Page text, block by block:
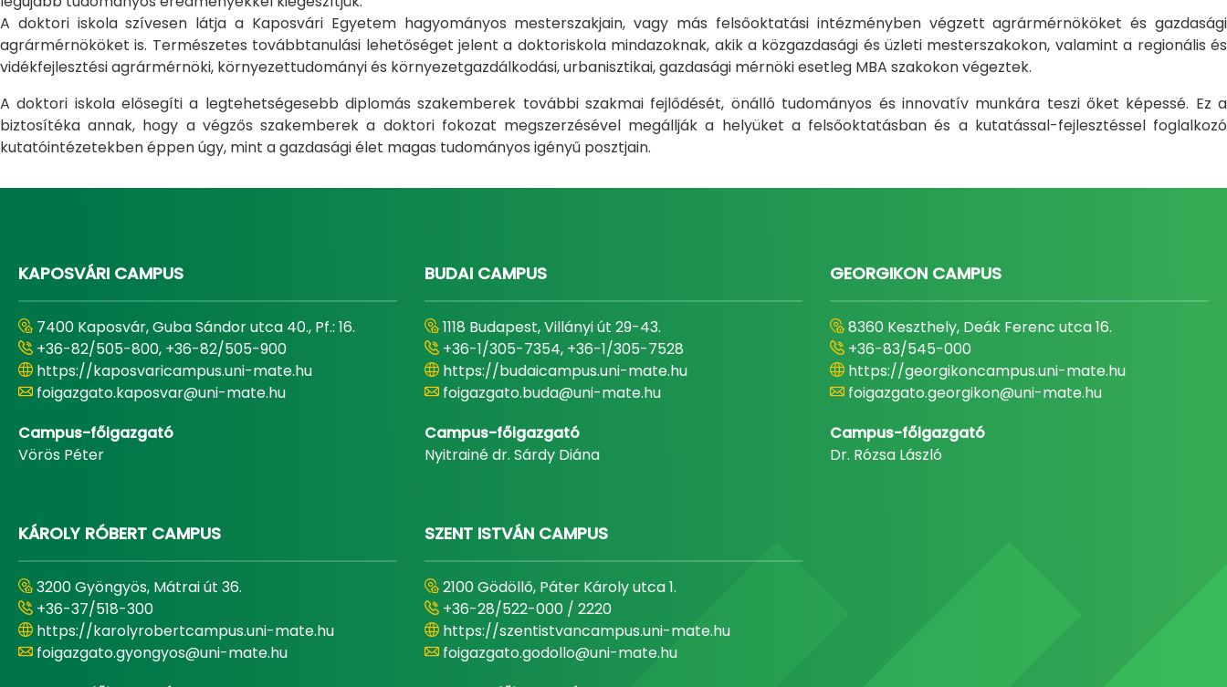
A doktori iskola szívesen látja a Kaposvári Egyetem hagyományos mesterszakjain, vagy más felsőoktatási intézményben végzett agrármérnököket és gazdasági
agrármérnököket is. Természetes továbbtanulási lehetőséget jelent a doktoriskola mindazoknak, akik a közgazdasági és üzleti mesterszakokon, valamint a regionális és
vidékfejlesztési agrármérnöki, környezettudományi és környezetgazdálkodási, urbanisztikai, gazdasági mérnöki esetleg MBA szakokon végeztek.
A doktori iskola elősegíti a legtehetségesebb diplomás szakemberek további szakmai fejlődését, önálló tudományos és innovatív munkára teszi őket képessé. Ez a
biztosítéka annak, hogy a végzős szakemberek a doktori fokozat megszerzésével megállják a helyüket a felsőoktatásban és a kutatással-fejlesztéssel foglalkozó
kutatóintézetekben éppen úgy, mint a gazdasági élet magas tudományos igényű posztjain.
KAPOSVÁRI CAMPUS
7400 Kaposvár, Guba Sándor utca 40., Pf.: 16.
+36-82/505-800, +36-82/505-900
https://kaposvaricampus.uni-mate.hu
foigazgato.kaposvar@uni-mate.hu
Campus-főigazgató
Vörös Péter
BUDAI CAMPUS
1118 Budapest, Villányi út 29-43.
+36-1/305-7354, +36-1/305-7528
https://budaicampus.uni-mate.hu
foigazgato.buda@uni-mate.hu
Campus-főigazgató
Nyitrainé dr. Sárdy Diána
GEORGIKON CAMPUS
8360 Keszthely, Deák Ferenc utca 16.
+36-83/545-000
https://georgikoncampus.uni-mate.hu
foigazgato.georgikon@uni-mate.hu
Campus-főigazgató
Dr. Rózsa László
KÁROLY RÓBERT CAMPUS
3200 Gyöngyös, Mátrai út 36.
+36-37/518-300
https://karolyrobertcampus.uni-mate.hu
foigazgato.gyongyos@uni-mate.hu
SZENT ISTVÁN CAMPUS
2100 Gödöllő, Páter Károly utca 1.
+36-28/522-000 / 2220
https://szentistvancampus.uni-mate.hu
foigazgato.godollo@uni-mate.hu